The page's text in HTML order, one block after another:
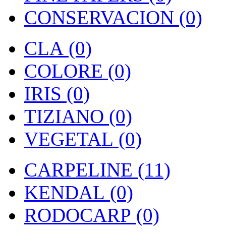
CONSERVACION (0)
CLA (0)
COLORE (0)
IRIS (0)
TIZIANO (0)
VEGETAL (0)
CARPELINE (11)
KENDAL (0)
RODOCARP (0)